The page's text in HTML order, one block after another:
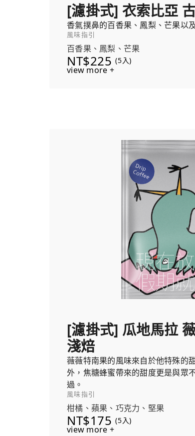
[濾掛式] 衣索比亞
香氣撲鼻的百香果、鳳梨、芒果以
風味指引
百香果、鳳梨、芒果
NT$225 (5入)
view more +
[濾掛式] 瓜地馬拉
淺焙
薇薇特南果的風味來自於他特殊的
外，焦糖蜂蜜帶來的甜度更是與眾
過。
風味指引
柑橘、蘋果、巧克力、堅果
NT$175 (5入)
view more +